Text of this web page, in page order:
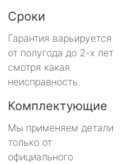
Сроки
Гарантия варьируется
от полугода до 2-х лет
смотря какая
неисправность.
Комплектующие
Мы применяем детали
только от
официального